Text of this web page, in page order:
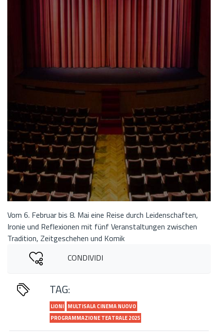
Vom 6. Februar bis 8. Mai eine Reise durch Leidenschaften,
Ironie und Reflexionen mit fünf Veranstaltungen zwischen
Tradition, Zeitgeschehen und Komik
CONDIVIDI
TAG:
LIONI MULTISALA CINEMA NUOVO
PROGRAMMAZIONE TEATRALE 2025